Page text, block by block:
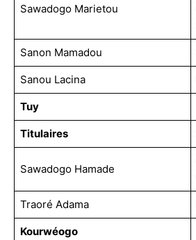
Sawadogo Marietou
Sanon Mamadou
Sanou Lacina
Tuy
Titulaires
Sawadogo Hamade
Traoré Adama
Kourwéogo